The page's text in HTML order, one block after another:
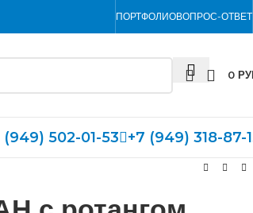
ПОРТФОЛИОВОПРОС-ОТВЕТ
0
(949) 502-01-53 +7 (949) 318-87-